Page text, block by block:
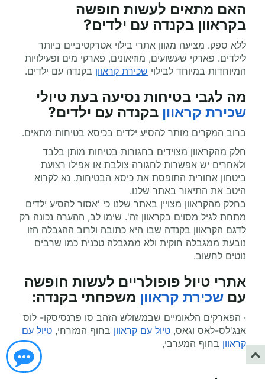
האם מתאים לעשות חופשה
בקראוון בקנדה עם ילדים?
ללא ספק. מציעה מגוון אתרי בילוי אטרקטיביים ביותר
לילדים. פארקי שעשועים, מוזיאונים, פארקי מים ופעילויות
המיוחדות במיוחד לבילוי שכירת קראוון בקנדה עם ילדים.
מה לגבי בטיחות נסיעה בעת טיולי
שכירת קראוון בקנדה עם ילדים?
ברוב המקרים מותר להסיע ילדים בכיסא בטיחות מתאים.
חלק מהקראוון מצוידים בחגורות בטיחות מותן בלבד
ולאחרים יש אפשרות לחגורה צולבת או אפילו רצועת
ביטחון אחורית התופסת את כיסא הבטיחות. נא לקרוא
היטב את התיאור באתר שלנו.
בחלק מהקראוון מצויין באתר שלנו כי 'אסור להסיע ילדים
מתחת לגיל מסוים בקראוון זה'. שימו לב, ההערה נכונה רק
לדגם הקראוון בקנדה שבו היא כתובה ולרוב ההגבלה הזו
נובעת ממגבלה חוקית ולא ממגבלה טכנית כמו שרבים
נוטים לחשוב.
אתרי טיול פופולריים לעשות חופשה
עם שכירת קראוון משפחתי בקנדה:
· הפארקים הלאומיים שבמשולש הזהב סו פרנסיסקו- לוס
אנג'לס-לאס וגאס, טיול עם קראוון בחוף המזרחי, טיול עם
קראוון בחוף המערבי,